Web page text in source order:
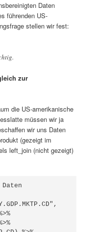
Daten
führenden US-
stellen wir fest:
zur
die US-amerikanische
müssen wir ja
wir uns Daten
(gezeigt im
left_join (nicht gezeigt)